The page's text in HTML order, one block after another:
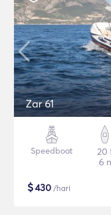
Zar 61
Speedboat
20
6
$430 /hari